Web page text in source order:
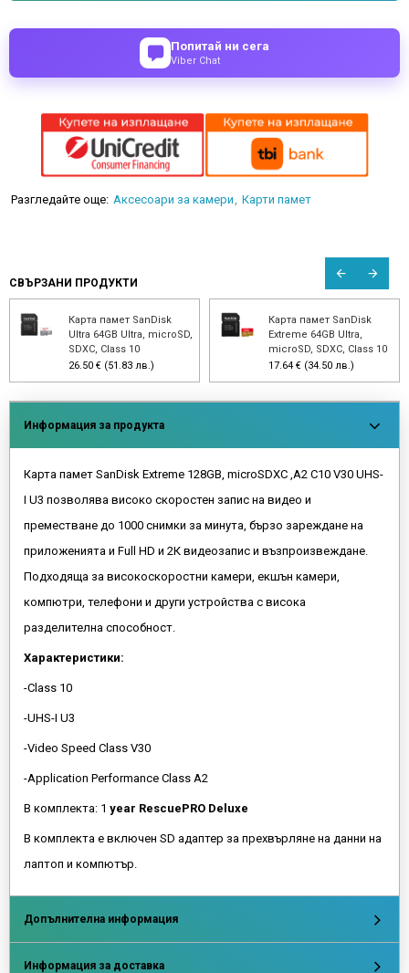
Попитай ни сега
Viber Chat
Разгледайте още: Аксесоари за камери Карти памет
СВЪРЗАНИ ПРОДУКТИ
Карта памет SanDisk
Ultra 64GB Ultra, microSD,
SDXC, Class 10
26.50 € (51.83 лв.)
Карта памет SanDisk
Extreme 64GB Ultra,
microSD, SDXC, Class 10
17.64 € (34.50 лв.)
Информация за продукта
Карта памет SanDisk Extreme 128GB, microSDXC ,A2 C10 V30 UHS-
I U3 позволява високо скоростен запис на видео и
преместване до 1000 снимки за минута, бързо зареждане на
приложенията и Full HD и 2К видеозапис и възпроизвеждане.
Подходяща за високоскоростни камери, екшън камери,
компютри, телефони и други устройства с висока
разделителна способност.
Характеристики:
-Class 10
-UHS-I U3
-Video Speed Class V30
-Application Performance Class A2
В комплекта: 1 year RescuePRO Deluxe
В комплекта е включен SD адаптер за прехвърляне на данни на
лаптоп и компютър.
Допълнителна информация
Информация за доставка